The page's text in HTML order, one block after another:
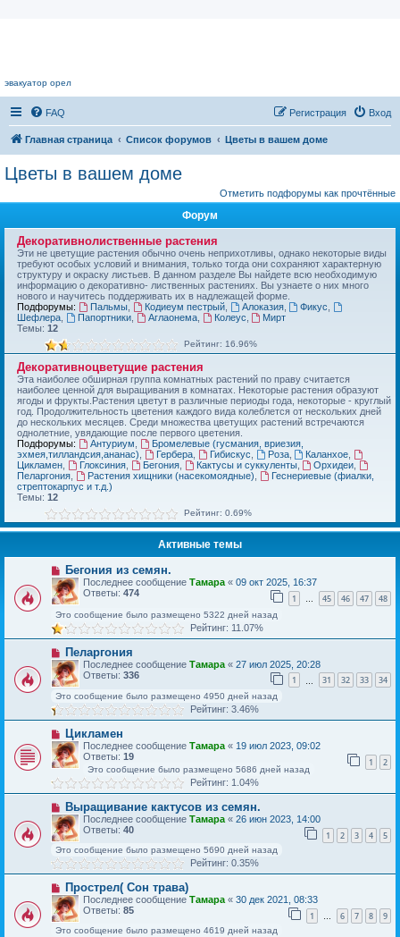
эвакуатор орел
FAQ Вход
Регистрация
Главная страница Список форумов Цветы в вашем доме
Цветы в вашем доме
Отметить подфорумы как прочтённые
Форум
Декоративнолиственные растения
Эти не цветущие растения обычно очень неприхотливы, однако некоторые виды
требуют особых условий и внимания, только тогда они сохраняют характерную
структуру и окраску листьев. В данном разделе Вы найдете всю необходимую
информацию о декоративно- лиственных растениях. Вы узнаете о них много
нового и научитесь поддерживать их в надлежащей форме.
Подфорумы:
Пальмы, Кодиеум пестрый, Алоказия, Фикус
Шефлера
Папортники, Аглаонема, Колеус
Мирт
Темы: 12
Рейтинг: 16.96%
Декоративноцветущие растения
Эта наиболее обширная группа комнатных растений по праву считается
наиболее ценной для выращивания в комнатах. Некоторые растения образуют
ягоды и фрукты.Растения цветут в различные периоды года, некоторые - круглый
год. Продолжительность цветения каждого вида колеблется от нескольких дней
до нескольких месяцев. Среди множества цветущих растений встречаются
однолетние, увядающие после первого цветения.
Подфорумы:
Антуриум
Бромелевые (гусмания, вриезия,
эхмея,тилландсия,ананас)
Гербера, Гибискус Роза, Каланхое
Цикламен
Глоксиния, Бегония, Кактусы и суккуленты, Орхидеи
Пеларгония
Растения хищники (насекомоядные)
Геснериевые (фиалки,
стрептокарпус и т.д.)
Темы: 12
Рейтинг: 0.69%
Активные темы
Бегония из семян.
Последнее сообщение Тамара « 09 окт 2025, 16:37
Ответы: 474 1 … 45 46 47 48
Это сообщение было размещено 5322 дней назад
Рейтинг: 11.07%
Пеларгония
Последнее сообщение Тамара « 27 июл 2025, 20:28
Ответы: 336 1 31 32 33 34
Это сообщение было размещено 4950 дней назад
Рейтинг: 3.46%
Цикламен
Последнее сообщение Тамара « 19 июл 2023, 09:02
Ответы: 19 1 2
Это сообщение было размещено 5686 дней назад
Рейтинг: 1.04%
Выращивание кактусов из семян.
Последнее сообщение Тамара « 26 июн 2023, 14:00
Ответы: 40 1 2 3 4 5
Это сообщение было размещено 5690 дней назад
Рейтинг: 0.35%
Прострел( Сон трава)
Последнее сообщение Тамара « 30 дек 2021, 08:33
Ответы: 85 1 … 6 7 8 9
Это сообщение было размещено 4619 дней назад